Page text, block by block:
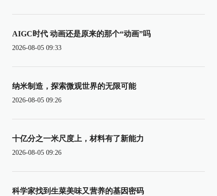
AIGC时代 动画还是原来的那个“动画”吗
2026-08-05 09:33
纳米制造，探索微观世界的无限可能
2026-08-05 09:26
十亿分之一米尺度上，材料有了新能力
2026-08-05 09:26
科学家找到生菜美味又营养的基因密码